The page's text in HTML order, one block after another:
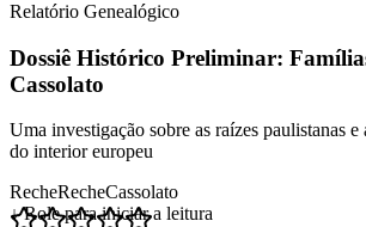
Relatório Genealógico
Dossiê Histórico Preliminar:
Cassolato
Uma investigação sobre as raízes paulistanas
do interior europeu
RecheRecheCassolato
↓ Role para iniciar a leitura